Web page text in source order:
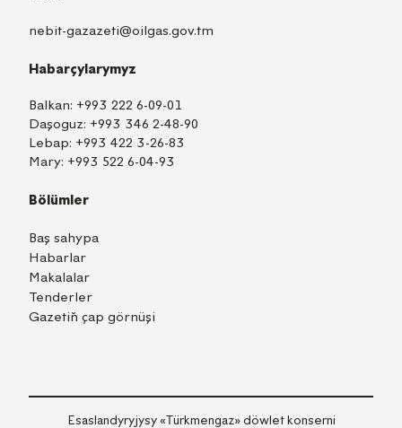
nebit-gazazeti@oilgas.gov.tm
Habarçylarymyz
Balkan: +993 222 6-09-01
Daşoguz: +993 346 2-48-90
Lebap: +993 422 3-26-83
Mary: +993 522 6-04-93
Bölümler
Baş sahypa
Habarlar
Makalalar
Tenderler
Gazetiň çap görnüşi
Esaslandyryjysy «Тürkmengaz» döwlet konserni